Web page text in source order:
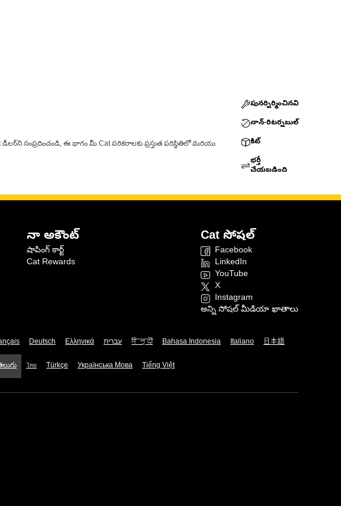
సంప్రదించండి, ఈ భాగం మీ Cat పరికరాలకు ప్రస్తుత పరిస్థితిలో మరియు
పునర్నిర్మించినవి
నాన్-రిటర్నబుల్
కిట్
భర్తీ
చేయబడింది
నా అకౌంట్
షాపింగ్ కార్ట్
Cat Rewards
Cat సోషల్
Facebook
LinkedIn
YouTube
X
Instagram
అన్ని సోషల్ మీడియా ఖాతాలు
Deutsch Ελληνικά עברית हिन्दी Bahasa Indonesia Italiano 日本語
ไทย Türkçe Українська Мова Tiếng Việt